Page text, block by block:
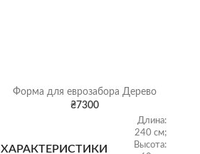
Щебень насыпью
Форма для еврозабора Дерево
₴7300
ХАРАКТЕРИСТИКИ
Длина:
240 см;
Высота: